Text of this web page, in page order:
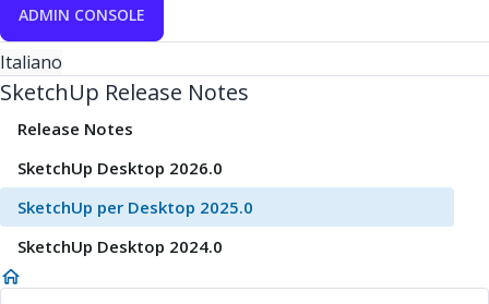
ADMIN CONSOLE
Italiano
SketchUp Release Notes
Release Notes
SketchUp Desktop 2026.0
SketchUp per Desktop 2025.0
SketchUp Desktop 2024.0